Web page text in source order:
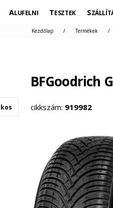
ALUFELNI TESZTEK
Kezdőlap Termékek
BFGoodrich
cikkszám: 919982